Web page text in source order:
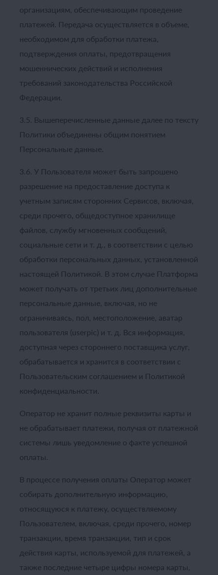
организациям, обеспечивающим проведение
платежей. Передача осуществляется в объеме,
необходимом для обработки платежа,
подтверждения оплаты, предотвращения
мошеннических действий и исполнения
требований законодательства Российской
Федерации.
3.5. Вышеперечисленные данные далее по тексту
Политики объединены общим понятием
Персональные данные.
3.6. У Пользователя может быть запрошено
разрешение на предоставление доступа к
учетным записям сторонних Сервисов, включая,
среди прочего, общедоступное хранилище
файлов, службу мгновенных сообщений,
социальные сети и т. д., в соответствии с целью
обработки персональных данных, установленной
настоящей Политикой. В этом случае Платформа
может получать от третьих лиц дополнительные
персональные данные, включая, но не
ограничиваясь, пол, местоположение, аватар
пользователя (userpic) и т. д. Вся информация,
доступная через стороннего поставщика услуг,
обрабатывается и хранится в соответствии с
Пользовательским соглашением и Политикой
конфиденциальности.
Оператор не хранит полные реквизиты карты и
не обрабатывает платежи, получая от платежной
системы лишь уведомление о факте успешной
оплаты.
В процессе получения оплаты Оператор может
собирать дополнительную информацию,
относящуюся к платежу, осуществляемому
Пользователем, включая, среди прочего, номер
транзакции, время транзакции, тип и срок
действия карты, используемой для платежей, а
также последние четыре цифры номера карты,